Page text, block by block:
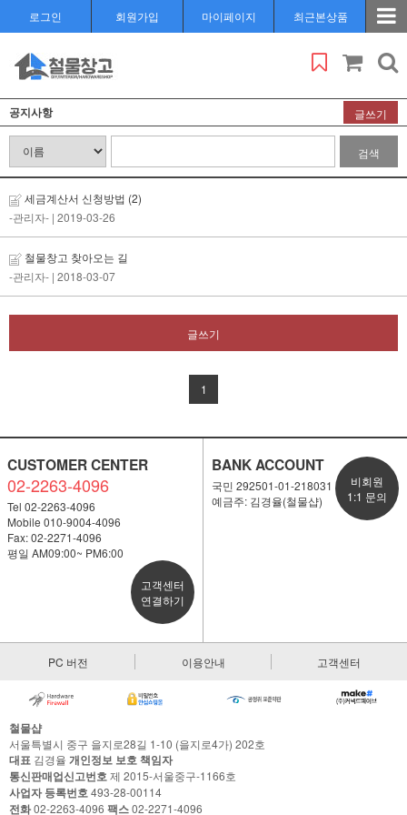
로그인 회원가입 마이페이지 최근본상품
공지사항 글쓰기
검색
세금계산서 신청방법 (2)
-관리자- | 2019-03-26
철물창고 찾아오는 길
-관리자- | 2018-03-07
글쓰기
1
CUSTOMER CENTER
02-2263-4096
Tel 02-2263-4096
Mobile 010-9004-4096
Fax: 02-2271-4096
평일 AM09:00~ PM6:00
고객센터
연결하기
BANK ACCOUNT
국민 292501-01-218031
예금주: 김경율(철물샵)
비회원
1:1 문의
PC 버전 이용안내 고객센터
철물샵
서울특별시 중구 을지로28길 1-10 (을지로4가) 202호
대표 김경율 개인정보 보호 책임자
통신판매업신고번호제 2015-서울중구-1166호
사업자 등록번호493-28-00114
전화02-2263-4096 팩스02-2271-4096